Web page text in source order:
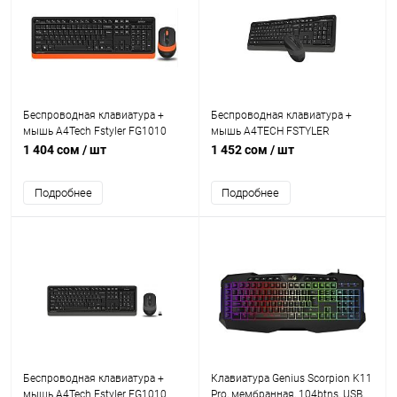
Беспроводная клавиатура +
мышь A4Tech Fstyler FG1010
(FG10+FGK10), мембранная,
Orange
1 404 сом / шт
Подробнее
Беспроводная клавиатура +
мышь A4TECH FSTYLER
FG1010S-Gray, мембранная,
Серый
1 452 сом / шт
Подробнее
Беспроводная клавиатура +
мышь A4Tech Fstyler FG1010
Клавиатура Genius Scorpion K11
Pro, мембранная, 104btns, USB,